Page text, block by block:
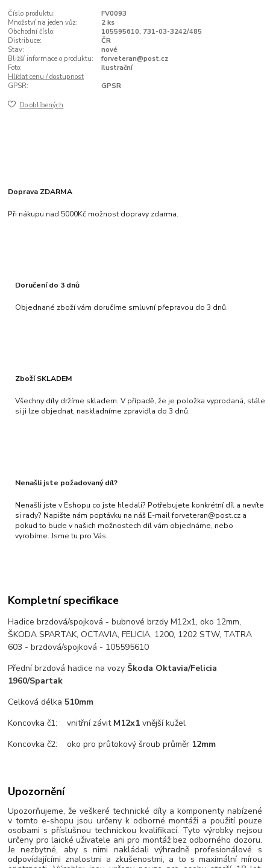
Číslo produktu:
FV0093
Množství na jeden vůz:
2 ks
Obchodní číslo:
105595610, 731-03-3242/485
Distribuce:
ČR
Stav:
nové
Bližší informace o produktu:
forveteran@post.cz
Foto:
ilustrační
Hlídat cenu / dostupnost
GPSR:
GPSR
Do oblíbených
Doprava ZDARMA
Při nákupu nad 5000Kč možnost dopravy zdarma.
Doručení do 3 dnů
Objednané zboží vám doručíme smluvní přepravou do 3 dnů.
Zboží SKLADEM
Všechny díly držíme skladem. V případě, že je položka vyprodaná, stále
si ji lze objednat, naskladníme zpravidla do 3 dnů.
Nenašli jste požadovaný díl?
Nenašli jste v Eshopu co jste hledali? Potřebujete konkrétní díl a nevíte
si rady? Napište nám poptávku na náš E-mail forveteran@post.cz a
pokud to bude v našich možnostech díl vám objednáme, nebo
vyrobíme. Jsme tu pro Vás.
Kompletní specifikace
Hadice brzdová/spojková - bubnové brzdy M12x1, oko 12mm,
ŠKODA SPARTAK, OCTAVIA, FELICIA, 1200, 1202 STW, TATRA
603 - brzdová/spojková - 105595610
Přední brzdová hadice na vozyŠkoda Oktavia/Felicia
1960/Spartak
Celková délka 510mm
Koncovka č1: vnitřní závit M12x1 vnější kužel
Koncovka č2: oko pro průtokový šroub průměr 12mm
Upozornění
Upozorňujeme, že veškeré technické díly a komponenty nabízené
v tomto e-shopu jsou určeny k odborné montáži a použití pouze
osobami s příslušnou technickou kvalifikací. Tyto výrobky nejsou
určeny pro laické uživatele ani pro montáž bez odborného dozoru.
Je nezbytné, aby s nimi nakládali výhradně profesionálové s
odpovídajícími znalostmi a zkušenostmi, a to s maximální mírou